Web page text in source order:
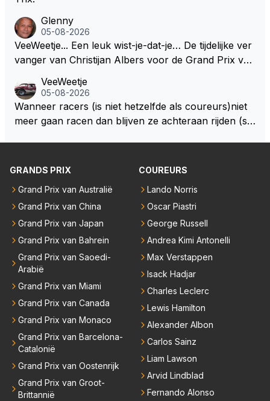
Glenny
05-08-2026
VeeWeetje... Een leuk wist-je-dat-je… De tijdelijke ver
vanger van Christijan Albers voor de Grand Prix van
rkus Winkelhock. Vanaf de race daarna werd het st
oeltje definitief overgenomen door Sakon Yamamot
o. Na 2 rondes gokte Markus Winkelhock goed (hij k
en had, werd hij helaas aan alle kanten door iederee
n achterhaald. Hij moest later opgeven vanwege een
technisch mankement. Het was ook de enige keer d
at Markus Winkelhock een officiële Formule 1 race r
eed; hij vertrok daarna...
VeeWeetje
05-08-2026
Wanneer racers (is niet hetzelfde als coureurs)niet
meer gaan racen dan blijven ze achteraan rijden (so
GRANDS PRIX
Grand Prix van Australië
Grand Prix van China
Grand Prix van Japan
Grand Prix van Bahrein
Grand Prix van Saoedi-
Arabië
Grand Prix van Miami
Grand Prix van Canada
Grand Prix van Monaco
Grand Prix van Barcelona-
Catalonië
Grand Prix van Oostenrijk
Grand Prix van Groot-
Brittannië
COUREURS
Lando Norris
Oscar Piastri
George Russell
Andrea Kimi Antonelli
Max Verstappen
Isack Hadjar
Charles Leclerc
Lewis Hamilton
Alexander Albon
Carlos Sainz
Liam Lawson
Arvid Lindblad
Fernando Alonso